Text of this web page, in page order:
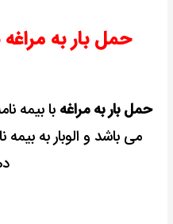
حمل بار به مراغه
حمل بار به مراغه با بیمه
می باشد و الوبار به